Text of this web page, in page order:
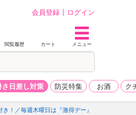
会員登録 ログイン
閲覧履歴 カート メニュー
さ日差し対策 防災特集 お酒 ク
！／毎週木曜日は『激得デー』